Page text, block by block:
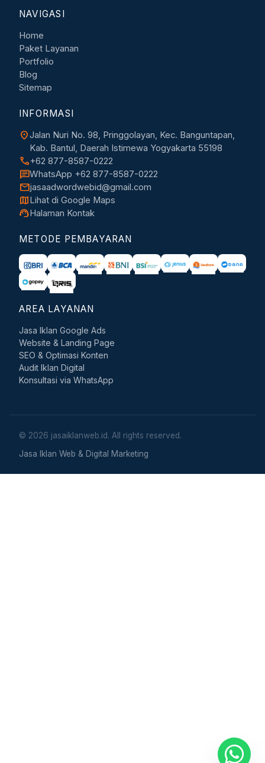
NAVIGASI
Home
Paket Layanan
Portfolio
Blog
Sitemap
INFORMASI
location_onJalan Nuri No. 98, Pringgolayan, Kec. Banguntapan,
Kab. Bantul, Daerah Istimewa Yogyakarta 55198
call+62 877-8587-0222
chatWhatsApp +62 877-8587-0222
mailjasaadwordwebid@gmail.com
mapLihat di Google Maps
support_agentHalaman Kontak
METODE PEMBAYARAN
AREA LAYANAN
Jasa Iklan Google Ads
Website & Landing Page
SEO & Optimasi Konten
Audit Iklan Digital
Konsultasi via WhatsApp
© 2026 jasaiklanweb.id. All rights reserved.
Jasa Iklan Web & Digital Marketing